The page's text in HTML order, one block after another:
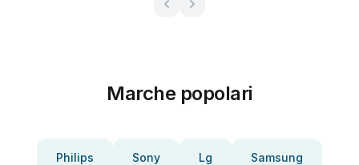
Marche popolari
Philips Sony Lg Samsung